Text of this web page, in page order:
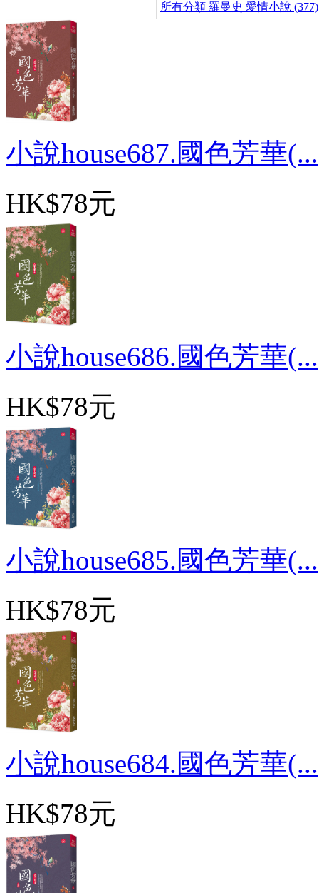
所有分類 羅曼史 愛情小說 (377)
小說house687.國色芳華(...
HK$78元
小說house686.國色芳華(...
HK$78元
小說house685.國色芳華(...
HK$78元
小說house684.國色芳華(...
HK$78元